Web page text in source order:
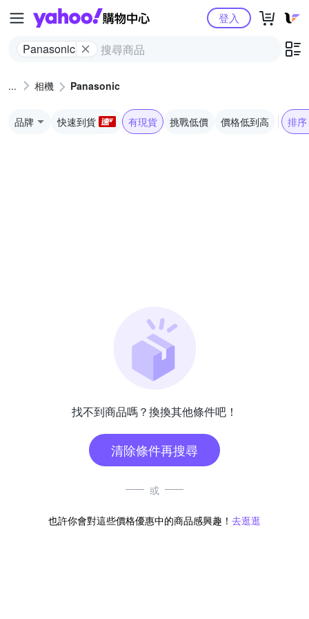
Yahoo購物中心
Panasonic
登入
相機 Panasonic
品牌 快速到貨 有現貨 挑戰低價 價格低到高 排序
找不到商品嗎？換換其他條件吧！
清除條件再搜尋
或
也許你會對這些價格優惠中的商品感興趣！ 去逛逛